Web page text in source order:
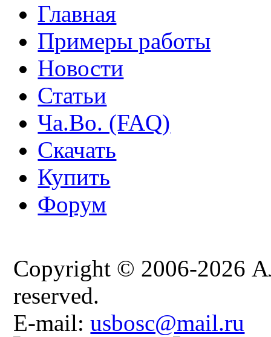
Главная
Примеры работы
Новости
Статьи
Ча.Во. (FAQ)
Скачать
Купить
Форум
Copyright © 2006-2026
reserved.
E-mail:usbosc@mail.ru